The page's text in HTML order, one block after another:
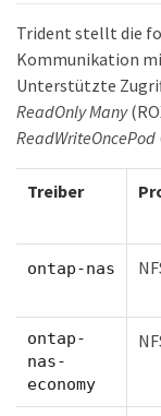
Trident stellt die
Kommunikation
Unterstützte
ReadOnly Many
ReadWriteOncePod
Treiber
ontap-nas
ontap-
nas-
economy